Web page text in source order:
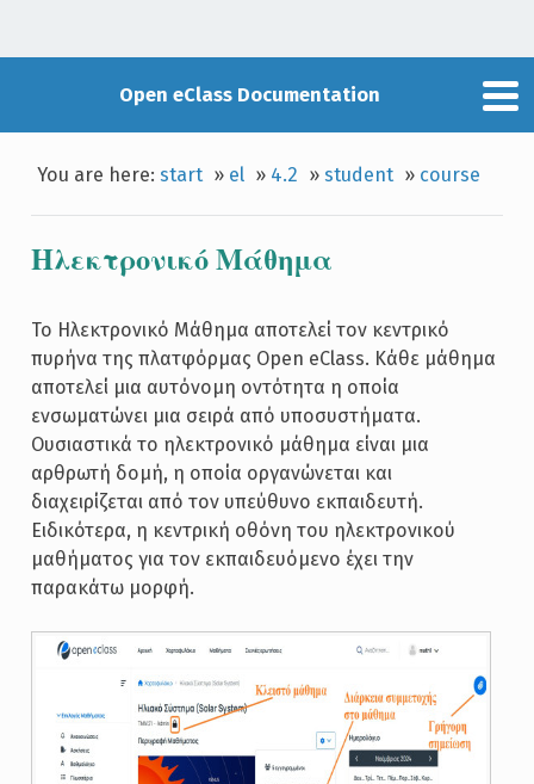
Open eClass Documentation
You are here:start » el » 4.2 »student » course
Ηλεκτρονικό Μάθημα
Το Ηλεκτρονικό Μάθημα αποτελεί τον κεντρικό
πυρήνα της πλατφόρμας Open eClass. Κάθε μάθημα
αποτελεί μια αυτόνομη οντότητα η οποία
ενσωματώνει μια σειρά από υποσυστήματα.
Ουσιαστικά το ηλεκτρονικό μάθημα είναι μια
αρθρωτή δομή, η οποία οργανώνεται και
διαχειρίζεται από τον υπεύθυνο εκπαιδευτή.
Ειδικότερα, η κεντρική οθόνη του ηλεκτρονικού
μαθήματος για τον εκπαιδευόμενο έχει την
παρακάτω μορφή.